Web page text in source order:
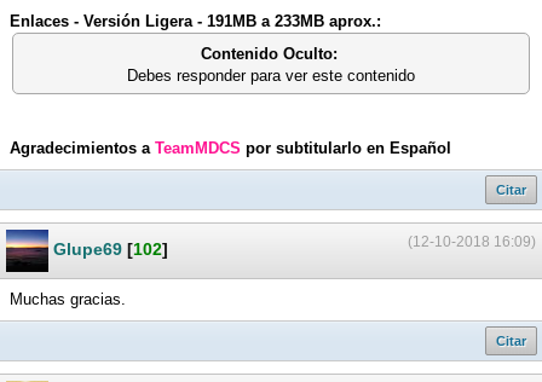
Enlaces - Versión Ligera - 191MB a 233MB aprox.:
Contenido Oculto:
Debes responder para ver este contenido
Agradecimientos a TeamMDCS por subtitularlo en Español
Citar
(12-10-2018 16:09)
Glupe69 [102]
Muchas gracias.
Citar